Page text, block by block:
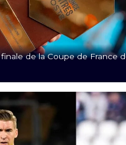
finale de la Coupe de France